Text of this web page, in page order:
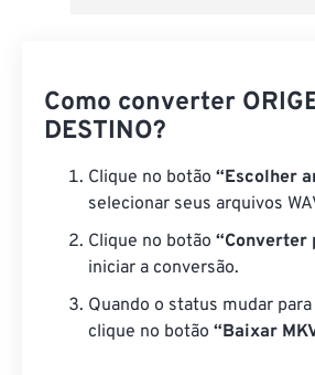
Como converter
DESTINO?
Clique no botão “Escolher
selecionar seus arquivos
Clique no botão “Converter
iniciar a conversão.
Quando o status mudar para
clique no botão “Baixar